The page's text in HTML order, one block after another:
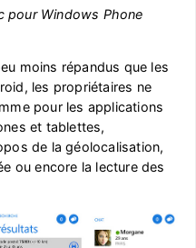
pour Windows Phone
moins répandus que les
les propriétaires ne
pour les applications
et tablettes,
de la géolocalisation,
ou encore la lecture des